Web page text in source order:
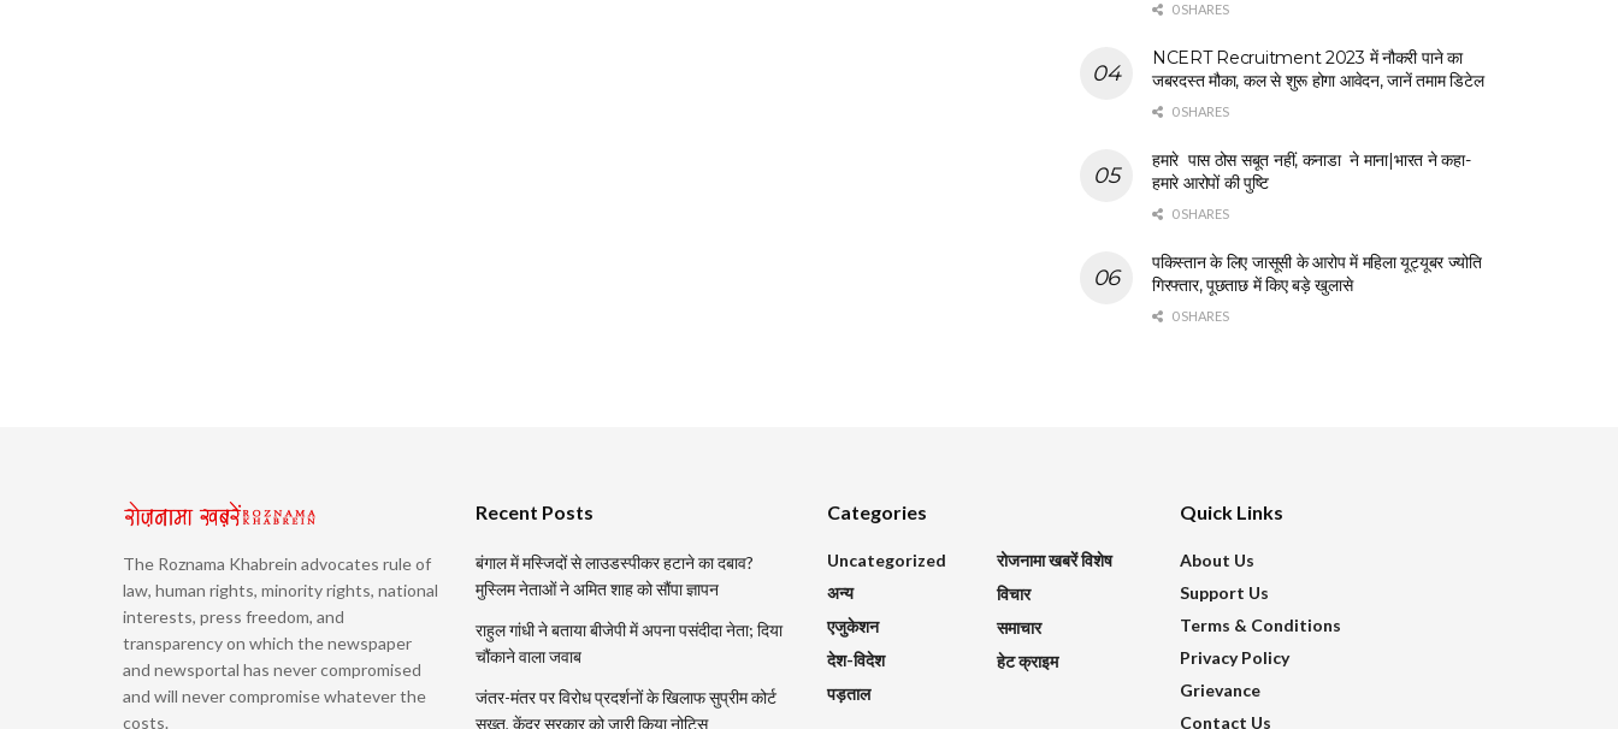
0 SHARES
NCERT Recruitment 2023 में नौकरी पाने का
जबरदस्त मौका, कल से शुरू होगा आवेदन, जानें तमाम डिटेल
0 SHARES
हमारे पास ठोस सबूत नहीं, कनाडा ने माना|भारत ने कहा-
हमारे आरोपों की पुष्टि
0 SHARES
पकिस्तान के लिए जासूसी के आरोप में महिला यूट्यूबर ज्योति
गिरफ्तार, पूछताछ में किए बड़े खुलासे
0 SHARES
The Roznama Khabrein advocates rule of
law, human rights, minority rights, national
interests, press freedom, and
transparency on which the newspaper
and newsportal has never compromised
and will never compromise whatever the
costs.
Recent Posts
बंगाल में मस्जिदों से लाउडस्पीकर हटाने का दबाव?
मुस्लिम नेताओं ने अमित शाह को सौंपा ज्ञापन
राहुल गांधी ने बताया बीजेपी में अपना पसंदीदा नेता; दिया
चौंकाने वाला जवाब
जंतर-मंतर पर विरोध प्रदर्शनों के खिलाफ सुप्रीम कोर्ट
सख्त, केंद्र सरकार को जारी किया नोटिस
Categories
Uncategorized
अन्य
एजुकेशन
देश-विदेश
पड़ताल
रोजनामा खबरें विशेष
विचार
समाचार
हेट क्राइम
Quick Links
About Us
Support Us
Terms & Conditions
Privacy Policy
Grievance
Contact Us